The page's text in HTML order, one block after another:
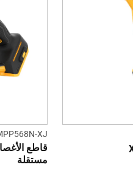
XJ
مستقلة